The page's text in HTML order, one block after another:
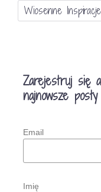
Wiosenne Inspiracje
Zarejestruj się
najnowsze
Email
Imię